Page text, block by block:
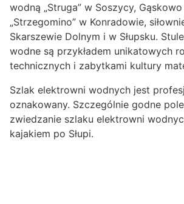
wodną „Struga” w Soszycy, Gąskowo
„Strzegomino” w Konradowie,
Skarszewie Dolnym i w Słupsku.
wodne są przykładem unikatowych
technicznych i zabytkami kultury
Szlak elektrowni wodnych jest
oznakowany. Szczególnie godne
zwiedzanie szlaku elektrowni
kajakiem po Słupi.